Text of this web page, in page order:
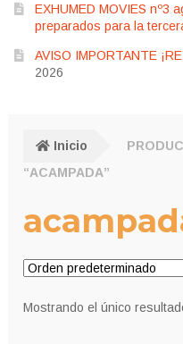
EXHUMED MOVIES nº3
preparados para la
AVISO IMPORTANTE
2026
Inicio
“ACAMPADA”
Mostrando el único